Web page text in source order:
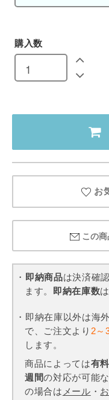
購入数
お
この
・ 即納商品は決済確
ます。
即納在庫数
・即納在庫以外は海
で、ご注文より 2～
します。
商品によっては有
週間の対応が可能
の場合は メール ・